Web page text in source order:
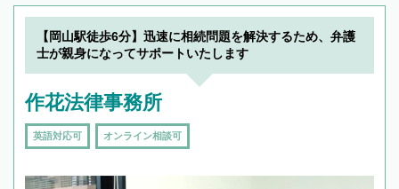
【岡山駅徒歩6分】迅速に相続問題を解決するため、弁護
士が親身になってサポートいたします
作花法律事務所
英語対応可 オンライン相談可